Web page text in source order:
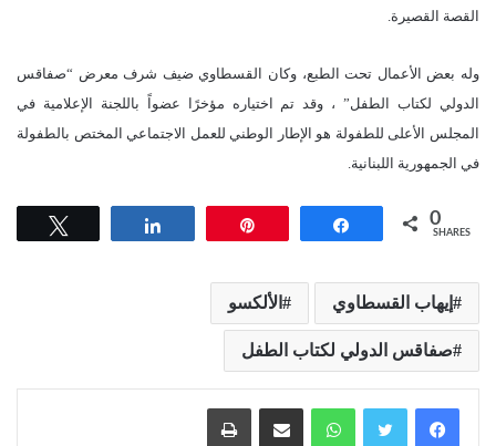
القصة القصيرة.
وله بعض الأعمال تحت الطبع، وكان القسطاوي ضيف شرف معرض “صفاقس
الدولي لكتاب الطفل” ، وقد تم اختياره مؤخرًا عضواً باللجنة الإعلامية في
المجلس الأعلى للطفولة هو الإطار الوطني للعمل الاجتماعي المختص بالطفولة
في الجمهورية اللبنانية.
Share 0
SHARES
إيهاب القسطاوي الألكسو
صفاقس الدولي لكتاب الطفل
واتساب مشاركة عبر البريد طباعة